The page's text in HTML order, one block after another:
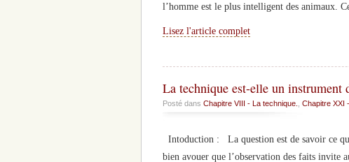
l’homme est le plus intelligent des animaux.
Lisez l'article complet
La technique est-elle un instrument
Posté dans Chapitre VIII - La technique. Chapitre XXI
Intoduction : La question est de savoir ce
bien avouer que l’observation des faits invite